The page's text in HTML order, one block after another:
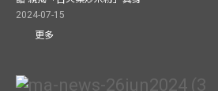
2024-07-15
更多